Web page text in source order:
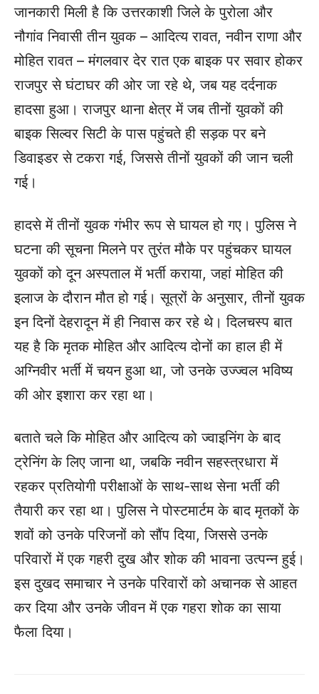
जानकारी मिली है कि उत्तरकाशी जिले के पुरोला और
नौगांव निवासी तीन युवक – आदित्य रावत, नवीन राणा और
मोहित रावत – मंगलवार देर रात एक बाइक पर सवार होकर
राजपुर से घंटाघर की ओर जा रहे थे, जब यह दर्दनाक
हादसा हुआ। राजपुर थाना क्षेत्र में जब तीनों युवकों की
बाइक सिल्वर सिटी के पास पहुंचते ही सड़क पर बने
डिवाइडर से टकरा गई, जिससे तीनों युवकों की जान चली
गई।
हादसे में तीनों युवक गंभीर रूप से घायल हो गए। पुलिस ने
घटना की सूचना मिलने पर तुरंत मौके पर पहुंचकर घायल
युवकों को दून अस्पताल में भर्ती कराया, जहां मोहित की
इलाज के दौरान मौत हो गई। सूत्रों के अनुसार, तीनों युवक
इन दिनों देहरादून में ही निवास कर रहे थे। दिलचस्प बात
यह है कि मृतक मोहित और आदित्य दोनों का हाल ही में
अग्निवीर भर्ती में चयन हुआ था, जो उनके उज्ज्वल भविष्य
की ओर इशारा कर रहा था।
बताते चले कि मोहित और आदित्य को ज्वाइनिंग के बाद
ट्रेनिंग के लिए जाना था, जबकि नवीन सहस्त्रधारा में
रहकर प्रतियोगी परीक्षाओं के साथ-साथ सेना भर्ती की
तैयारी कर रहा था। पुलिस ने पोस्टमार्टम के बाद मृतकों के
शवों को उनके परिजनों को सौंप दिया, जिससे उनके
परिवारों में एक गहरी दुख और शोक की भावना उत्पन्न हुई।
इस दुखद समाचार ने उनके परिवारों को अचानक से आहत
कर दिया और उनके जीवन में एक गहरा शोक का साया
फैला दिया।